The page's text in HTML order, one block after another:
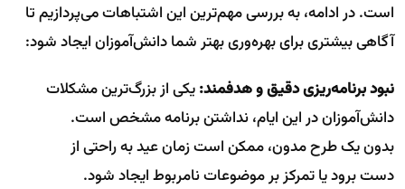
است. در ادامه، به بررسی مهم‌ترین این اشتباهات می‌پردازیم تا
آگاهی بیشتری برای بهره‌وری بهتر شما دانش‌آموزان ایجاد شود:
نبود برنامه‌ریزی دقیق و هدفمند:یکی از بزرگ‌ترین مشکلات
دانش‌آموزان در این ایام، نداشتن برنامه مشخص است.
بدون یک طرح مدون، ممکن است زمان عید به راحتی از
دست برود یا تمرکز بر موضوعات نامربوط ایجاد شود.